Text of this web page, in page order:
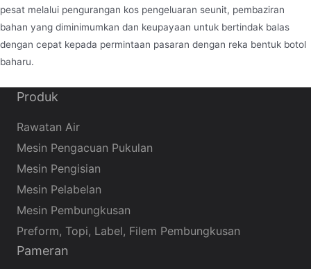
pesat melalui pengurangan kos pengeluaran seunit, pembaziran
bahan yang diminimumkan dan keupayaan untuk bertindak balas
dengan cepat kepada permintaan pasaran dengan reka bentuk botol
baharu.
Produk
Rawatan Air
Mesin Pengacuan Pukulan
Mesin Pengisian
Mesin Pelabelan
Mesin Pembungkusan
Preform, Topi, Label, Filem Pembungkusan
Pameran